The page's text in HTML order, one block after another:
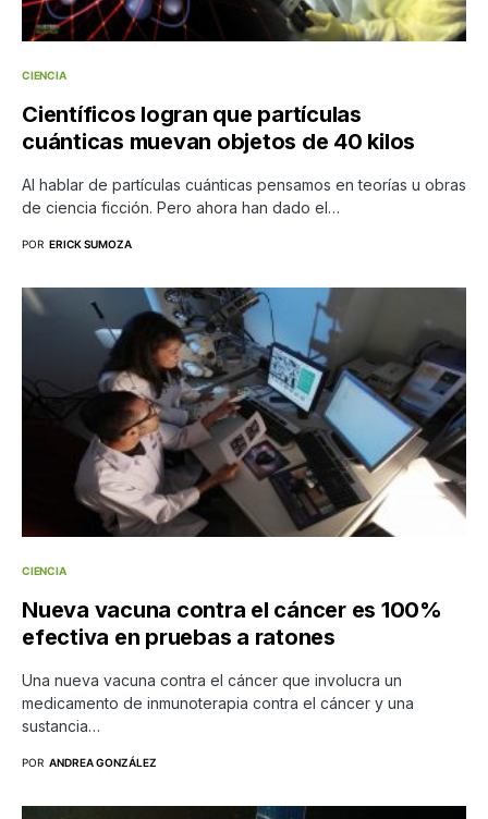
CIENCIA
Científicos logran que partículas
cuánticas muevan objetos de 40 kilos
Al hablar de partículas cuánticas pensamos en teorías u obras
de ciencia ficción. Pero ahora han dado el…
POR ERICK SUMOZA
CIENCIA
Nueva vacuna contra el cáncer es 100%
efectiva en pruebas a ratones
Una nueva vacuna contra el cáncer que involucra un
medicamento de inmunoterapia contra el cáncer y una
sustancia…
POR ANDREA GONZÁLEZ